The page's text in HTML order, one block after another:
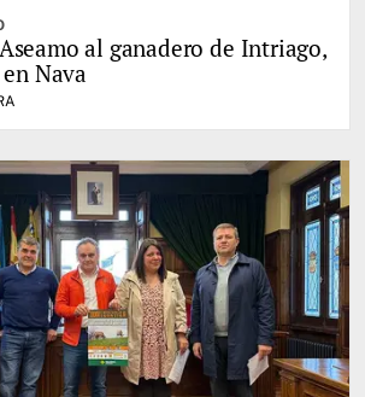
al ganadero de Intriago,
Nava